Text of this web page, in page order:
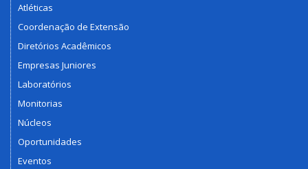
Atléticas
Coordenação de Extensão
Diretórios Acadêmicos
Empresas Juniores
Laboratórios
Monitorias
Núcleos
Oportunidades
Eventos